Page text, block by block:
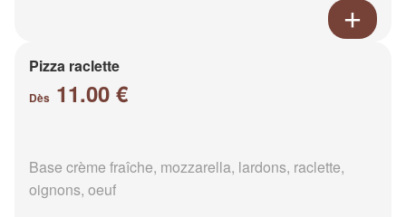
Pizza raclette
Dès 11.00 €
Base crème fraîche, mozzarella, lardons, raclette,
oignons, oeuf